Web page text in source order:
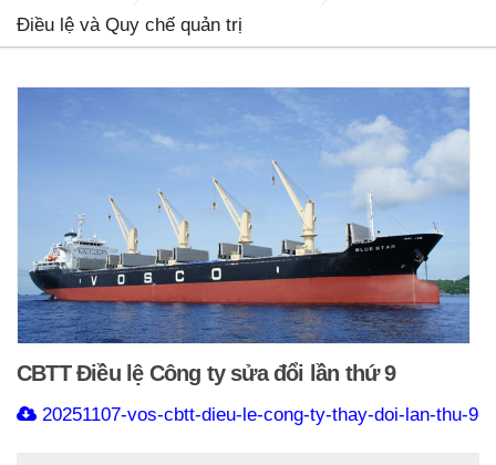
Điều lệ và Quy chế quản trị
CBTT Điều lệ Công ty sửa đổi lần thứ 9
20251107-vos-cbtt-dieu-le-cong-ty-thay-doi-lan-thu-9-